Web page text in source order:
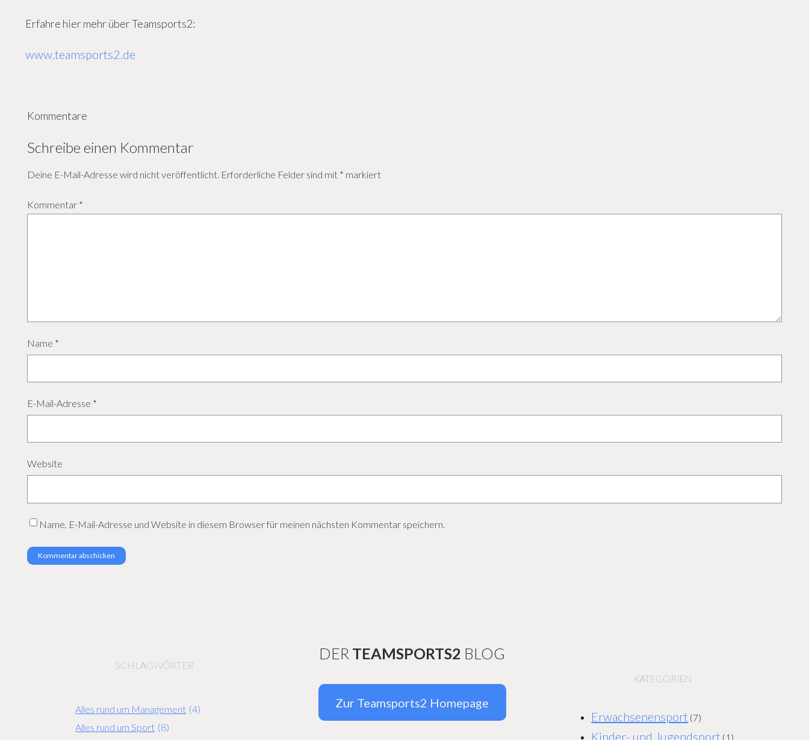
Erfahre hier mehr über Teamsports2:
www.teamsports2.de
Kommentare
Schreibe einen Kommentar
Deine E-Mail-Adresse wird nicht veröffentlicht. Erforderliche Felder sind mit * markiert
Kommentar *
Name *
E-Mail-Adresse *
Website
Name, E-Mail-Adresse und Website in diesem Browser für meinen nächsten Kommentar speichern.
SCHLAGWÖRTER
Alles rund um Management (4)
Alles rund um Sport (8)
DER TEAMSPORTS2 BLOG
Zur Teamsports2 Homepage
KATEGORIEN
Erwachsenensport (7)
Kinder- und Jugendsport (1)